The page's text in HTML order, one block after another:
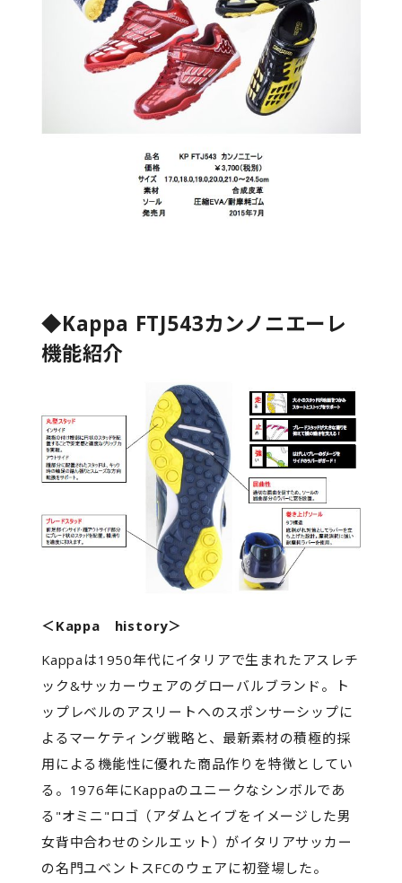
◆Kappa FTJ543カンノニエーレ
機能紹介
＜Kappa history＞
Kappaは1950年代にイタリアで生まれたアスレチ
ック&サッカーウェアのグローバルブランド。ト
ップレベルのアスリートへのスポンサーシップに
よるマーケティング戦略と、最新素材の積極的採
用による機能性に優れた商品作りを特徴としてい
る。1976年にKappaのユニークなシンボルであ
る"オミニ"ロゴ（アダムとイブをイメージした男
女背中合わせのシルエット）がイタリアサッカー
の名門ユベントスFCのウェアに初登場した。